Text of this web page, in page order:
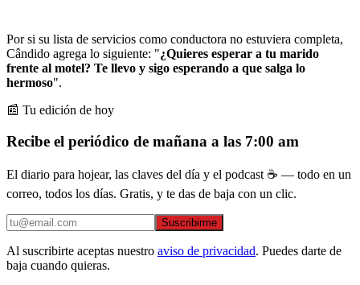
Por si su lista de servicios como conductora no estuviera completa,
Cândido agrega lo siguiente: "¿Quieres esperar a tu marido
frente al motel? Te llevo y sigo esperando a que salga lo
hermoso".
📰 Tu edición de hoy
Recibe el periódico de mañana a las 7:00 am
El diario para hojear, las claves del día y el podcast ☕ — todo en un
correo, todos los días. Gratis, y te das de baja con un clic.
Suscribirme
Al suscribirte aceptas nuestro aviso de privacidad. Puedes darte de
baja cuando quieras.